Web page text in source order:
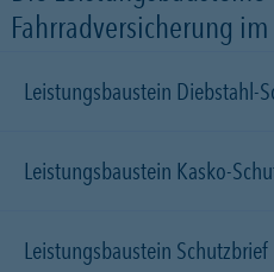
Fahrradversicherung
Leistungsbaustein Diebstahl-
Leistungsbaustein Kasko-
Leistungsbaustein Schutzbrief